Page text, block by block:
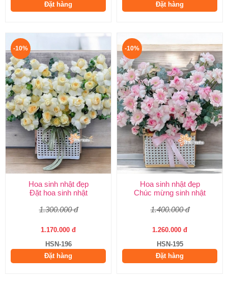
Đặt hàng
Đặt hàng
-10%
Hoa sinh nhật đẹp
Đặt hoa sinh nhật
1.300.000 đ
1.170.000 đ
HSN-196
Đặt hàng
-10%
Hoa sinh nhật đẹp
Chúc mừng sinh nhật
1.400.000 đ
1.260.000 đ
HSN-195
Đặt hàng